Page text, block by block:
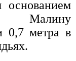
Малину
0,7 метра в